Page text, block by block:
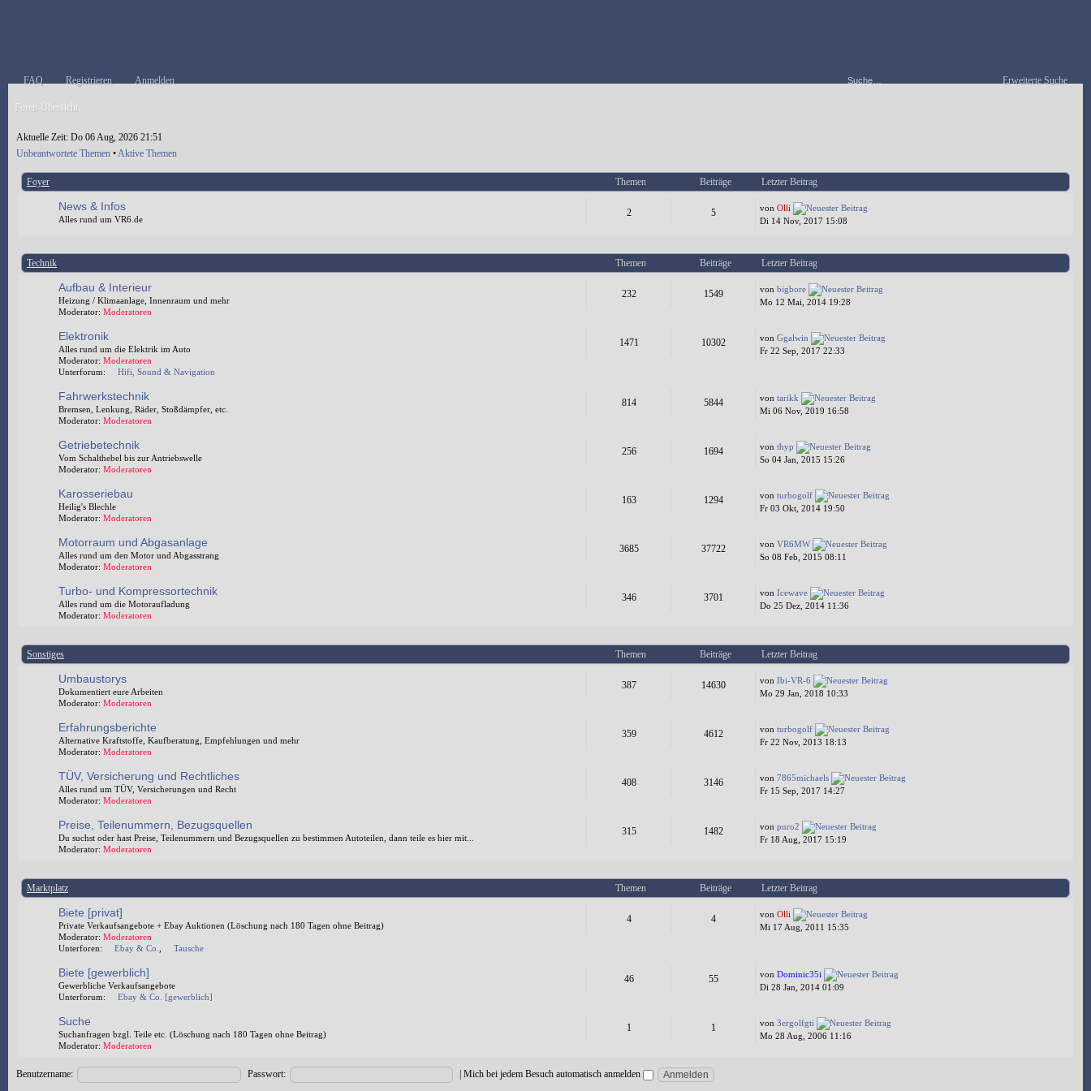
FAQ Registrieren Anmelden Erweiterte Suche
Foren-Übersicht
Aktuelle Zeit: Do 06 Aug, 2026 21:51
Unbeantwortete Themen •Aktive Themen
Foyer Themen Beiträge Letzter Beitrag
News & Infos
Alles rund um VR6.de
2 5 vonOlli
Di 14 Nov, 2017 15:08
Technik Themen Beiträge Letzter Beitrag
Aufbau & Interieur
Heizung / Klimaanlage, Innenraum und mehr
Moderator: Moderatoren
232 1549 vonbigbore
Mo 12 Mai, 2014 19:28
Elektronik
Alles rund um die Elektrik im Auto
Moderator: Moderatoren
Unterforum:
Hifi, Sound & Navigation
1471 10302 vonGgalwin
Fr 22 Sep, 2017 22:33
Fahrwerkstechnik
Bremsen, Lenkung, Räder, Stoßdämpfer, etc.
Moderator: Moderatoren
814 5844 vontarikk
Mi 06 Nov, 2019 16:58
Getriebetechnik
Vom Schalthebel bis zur Antriebswelle
Moderator: Moderatoren
256 1694 vonthyp
So 04 Jan, 2015 15:26
Karosseriebau
Heilig's Blechle
Moderator: Moderatoren
163 1294 vonturbogolf
Fr 03 Okt, 2014 19:50
Motorraum und Abgasanlage
Alles rund um den Motor und Abgasstrang
Moderator: Moderatoren
3685 37722 vonVR6MW
So 08 Feb, 2015 08:11
Turbo- und Kompressortechnik
Alles rund um die Motoraufladung
Moderator: Moderatoren
346 3701 vonIcewave
Do 25 Dez, 2014 11:36
Sonstiges Themen Beiträge Letzter Beitrag
Umbaustorys
Dokumentiert eure Arbeiten
Moderator: Moderatoren
387 14630 vonIbi-VR-6
Mo 29 Jan, 2018 10:33
Erfahrungsberichte
Alternative Kraftstoffe, Kaufberatung, Empfehlungen und mehr
Moderator: Moderatoren
359 4612 vonturbogolf
Fr 22 Nov, 2013 18:13
TÜV, Versicherung und Rechtliches
Alles rund um TÜV, Versicherungen und Recht
Moderator: Moderatoren
408 3146 von7865michaels
Fr 15 Sep, 2017 14:27
Preise, Teilenummern, Bezugsquellen
Du suchst oder hast Preise, Teilenummern und Bezugsquellen zu bestimmen Autoteilen, dann teile es hier mit...
Moderator: Moderatoren
315 1482 vonpuro2
Fr 18 Aug, 2017 15:19
Marktplatz Themen Beiträge Letzter Beitrag
Biete [privat]
Private Verkaufsangebote + Ebay Auktionen (Löschung nach 180 Tagen ohne Beitrag)
Moderator: Moderatoren
Unterforen:
Ebay & Co. Tausche
4 4 vonOlli
Mi 17 Aug, 2011 15:35
Biete [gewerblich]
Gewerbliche Verkaufsangebote
Unterforum:
Ebay & Co. [gewerblich]
46 55 vonDominic35i
Di 28 Jan, 2014 01:09
Suche
Suchanfragen bzgl. Teile etc. (Löschung nach 180 Tagen ohne Beitrag)
Moderator: Moderatoren
1 1 von3ergolfgti
Mo 28 Aug, 2006 11:16
Benutzername: Passwort: |Mich bei jedem Besuch automatisch anmelden